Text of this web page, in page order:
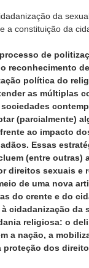
da
a constituição da
de
reconhecimento
política do
as múltiplas
(parcialmente)
ao impacto
Essas
(entre outras)
direitos sexuais e
de uma nova
do crente e do
cidadanização da
religiosa: o
a nação, a
proteção dos